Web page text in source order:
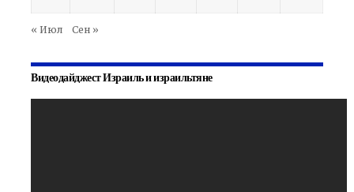
« Июл Сен »
Видеодайджест Израиль и израильтяне